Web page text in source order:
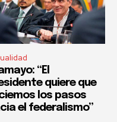
“El
quiere que
los pasos
el federalismo”